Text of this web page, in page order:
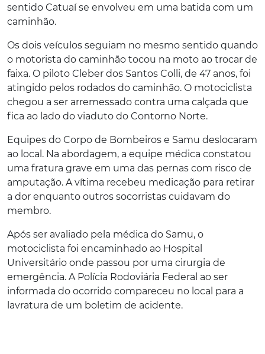
sentido Catuaí se envolveu em uma batida com um
caminhão.
Os dois veículos seguiam no mesmo sentido quando
o motorista do caminhão tocou na moto ao trocar de
faixa. O piloto Cleber dos Santos Colli, de 47 anos, foi
atingido pelos rodados do caminhão. O motociclista
chegou a ser arremessado contra uma calçada que
fica ao lado do viaduto do Contorno Norte.
Equipes do Corpo de Bombeiros e Samu deslocaram
ao local. Na abordagem, a equipe médica constatou
uma fratura grave em uma das pernas com risco de
amputação. A vítima recebeu medicação para retirar
a dor enquanto outros socorristas cuidavam do
membro.
Após ser avaliado pela médica do Samu, o
motociclista foi encaminhado ao Hospital
Universitário onde passou por uma cirurgia de
emergência. A Polícia Rodoviária Federal ao ser
informada do ocorrido compareceu no local para a
lavratura de um boletim de acidente.